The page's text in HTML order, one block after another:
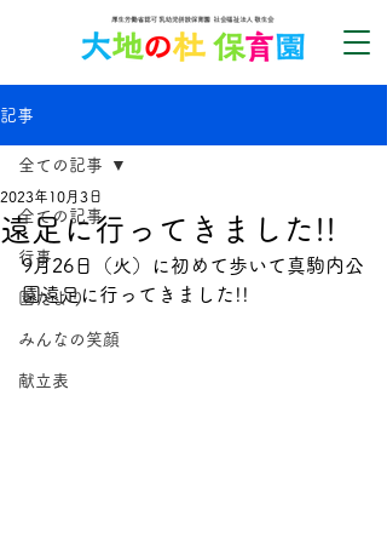
記事
全ての記事
行事
園だより
みんなの笑顔
献立表
全ての記事
遠足に行ってきました!!
2023年10月3日
9月26日（火）に初めて歩いて真駒内公
園遠足に行ってきました!!